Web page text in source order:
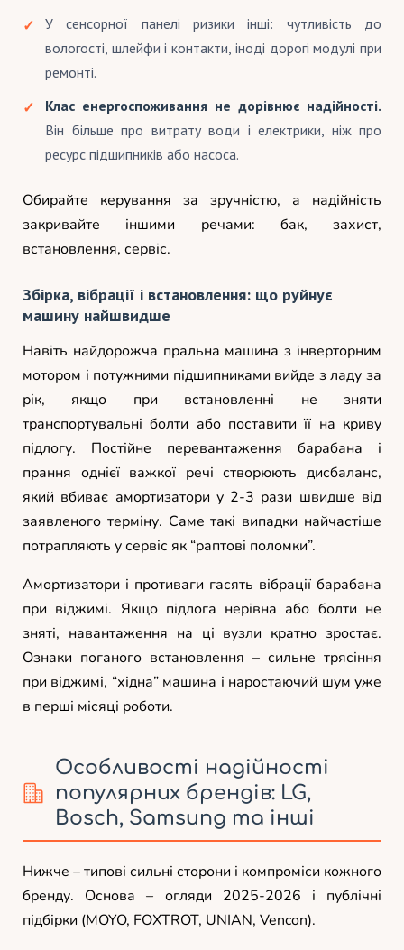
У сенсорної панелі ризики інші: чутливість до
вологості, шлейфи і контакти, іноді дорогі модулі при
ремонті.
Клас енергоспоживання не дорівнює надійності.
Він більше про витрату води і електрики, ніж про
ресурс підшипників або насоса.
Обирайте керування за зручністю, а надійність
закривайте іншими речами: бак, захист,
встановлення, сервіс.
Збірка, вібрації і встановлення: що руйнує
машину найшвидше
Навіть найдорожча пральна машина з інверторним
мотором і потужними підшипниками вийде з ладу за
рік, якщо при встановленні не зняти
транспортувальні болти або поставити її на криву
підлогу. Постійне перевантаження барабана і
прання однієї важкої речі створюють дисбаланс,
який вбиває амортизатори у 2-3 рази швидше від
заявленого терміну. Саме такі випадки найчастіше
потрапляють у сервіс як “раптові поломки”.
Амортизатори і противаги гасять вібрації барабана
при віджимі. Якщо підлога нерівна або болти не
зняті, навантаження на ці вузли кратно зростає.
Ознаки поганого встановлення – сильне трясіння
при віджимі, “хідна” машина і наростаючий шум уже
в перші місяці роботи.
Особливості надійності
популярних брендів: LG,
Bosch, Samsung та інші
Нижче – типові сильні сторони і компроміси кожного
бренду. Основа – огляди 2025-2026 і публічні
підбірки (MOYO, FOXTROT, UNIAN, Vencon).